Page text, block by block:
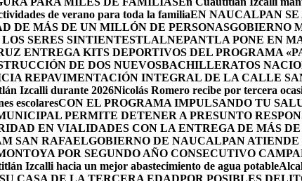
de verano para toda la familiaEN NAUCALPAN
DE MÁS DE UN MILLÓN DE PERSONASGOBIERNO
SERES SINTIENTESTLALNEPANTLA PONE EN
ENTREGA KITS DEPORTIVOS DEL PROGRAMA
DE DOS NUEVOSBACHILLERATOS
REPAVIMENTACIÓN INTEGRAL DE LA CALLE
Izcalli durante 2026Nicolás Romero recibe por tercera
escolaresCON EL PROGRAMA IMPULSANDO TU
PERMITE DETENER A PRESUNTO
EN VIALIDADES CON LA ENTREGA DE MÁS
SAN RAFAELGOBIERNO DE NAUCALPAN
POR SEGUNDO AÑO CONSECUTIVO
Izcalli hacia un mejor abastecimiento de agua potable
CASA DE LA TERCERA EDADPOR POSIBLES